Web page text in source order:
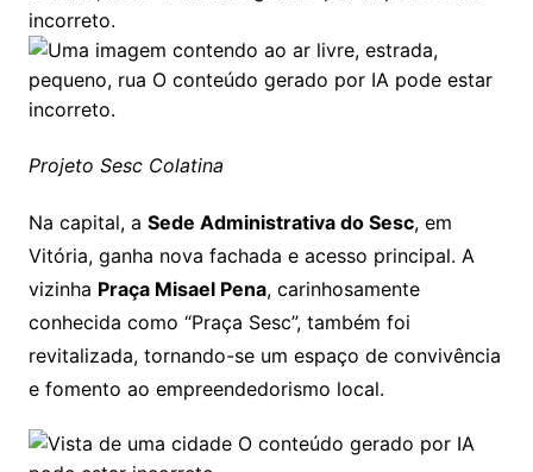
Projeto Sesc Colatina
Na capital, a Sede Administrativa do Sesc, em
Vitória, ganha nova fachada e acesso principal. A
vizinha Praça Misael Pena, carinhosamente
conhecida como “Praça Sesc”, também foi
revitalizada, tornando-se um espaço de convivência
e fomento ao empreendedorismo local.